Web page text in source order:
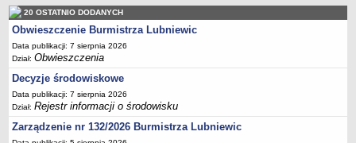
Składy Komisji
Terminy posiedzeń Komisji
Plan pracy Komisji Rewizyjnej
Plan pracy pozostałych Komisji
Oświadczenia majątkowe
Interpelacje radnych wraz z odpowiedziami
20 OSTATNIO DODANYCH
Obwieszczenie Burmistrza Lubniewic
Data publikacji: 7 sierpnia 2026
Dział:Obwieszczenia
Decyzje środowiskowe
Data publikacji: 7 sierpnia 2026
Dział:Rejestr informacji o środowisku
Zarządzenie nr 132/2026 Burmistrza Lubniewic